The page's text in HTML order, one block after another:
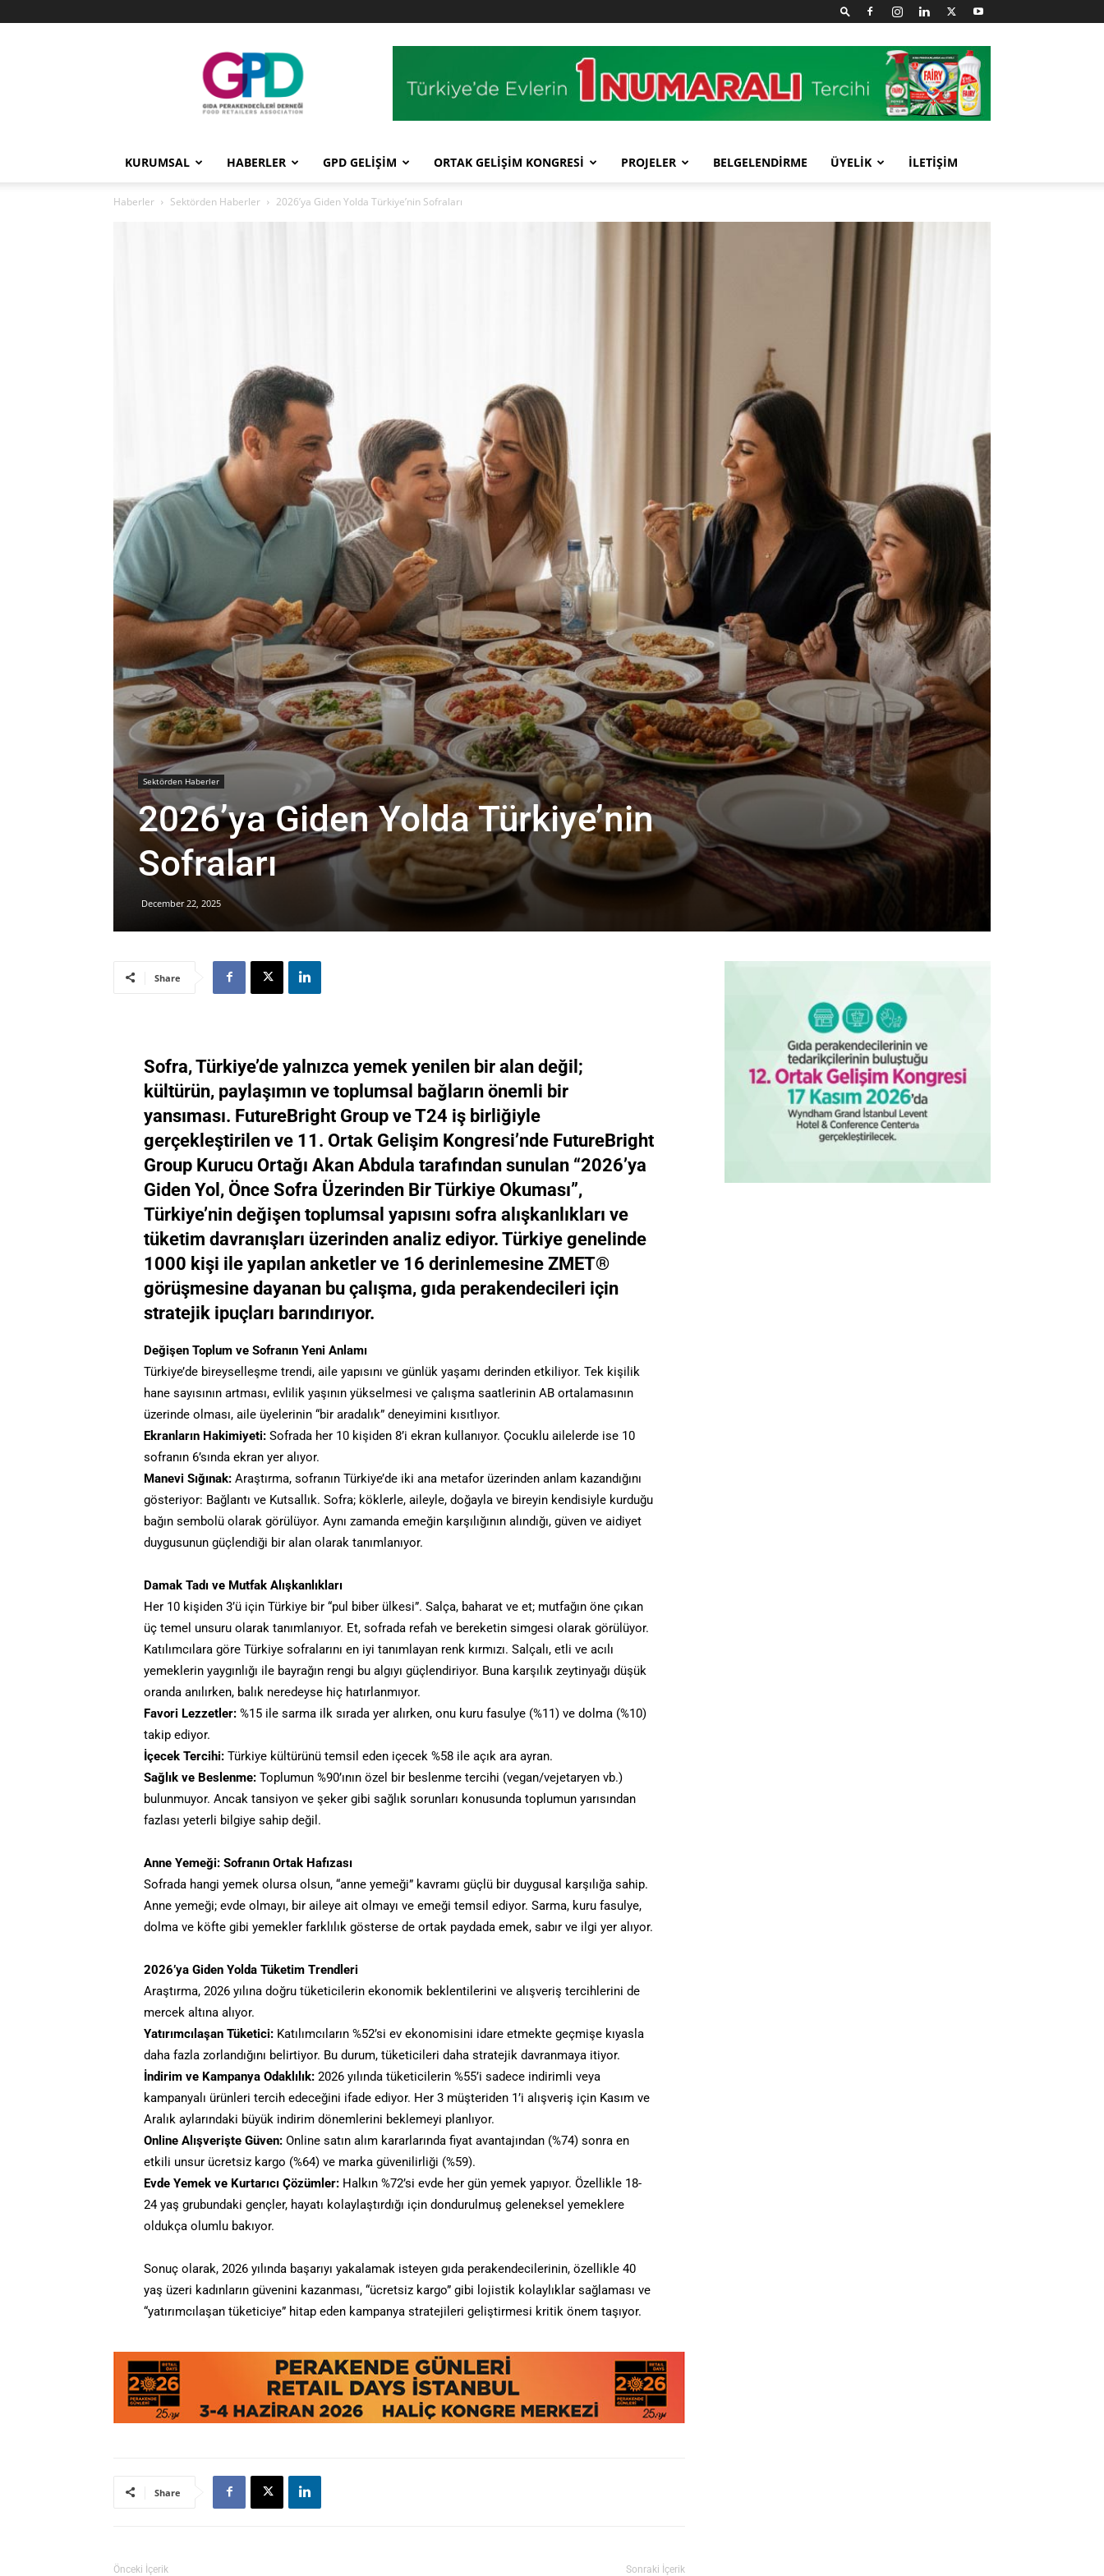
GPD
KURUMSAL HABERLER GPD GELİŞİM ORTAK GELİŞİM KONGRESİ PROJELER BELGELENDİRME ÜYELİK İLETİŞİM
Haberler Sektörden Haberler 2026’ya Giden Yolda Türkiye’nin Sofraları
Sektörden Haberler
2026’ya Giden Yolda Türkiye’nin
Sofraları
December 22, 2025
Share
Sofra, Türkiye’de yalnızca yemek yenilen bir alan değil;
kültürün, paylaşımın ve toplumsal bağların önemli bir
yansıması. FutureBright Group ve T24 iş birliğiyle
gerçekleştirilen ve 11. Ortak Gelişim Kongresi’nde FutureBright
Group Kurucu Ortağı Akan Abdula tarafından sunulan “2026’ya
Giden Yol, Önce Sofra Üzerinden Bir Türkiye Okuması”,
Türkiye’nin değişen toplumsal yapısını sofra alışkanlıkları ve
tüketim davranışları üzerinden analiz ediyor. Türkiye genelinde
1000 kişi ile yapılan anketler ve 16 derinlemesine ZMET®
görüşmesine dayanan bu çalışma, gıda perakendecileri için
stratejik ipuçları barındırıyor.
Değişen Toplum ve Sofranın Yeni Anlamı
Türkiye’de bireyselleşme trendi, aile yapısını ve günlük yaşamı derinden etkiliyor. Tek kişilik
hane sayısının artması, evlilik yaşının yükselmesi ve çalışma saatlerinin AB ortalamasının
üzerinde olması, aile üyelerinin “bir aradalık” deneyimini kısıtlıyor.
Ekranların Hakimiyeti: Sofrada her 10 kişiden 8’i ekran kullanıyor. Çocuklu ailelerde ise 10
sofranın 6’sında ekran yer alıyor.
Manevi Sığınak: Araştırma, sofranın Türkiye’de iki ana metafor üzerinden anlam kazandığını
gösteriyor: Bağlantı ve Kutsallık. Sofra; köklerle, aileyle, doğayla ve bireyin kendisiyle kurduğu
bağın sembolü olarak görülüyor. Aynı zamanda emeğin karşılığının alındığı, güven ve aidiyet
duygusunun güçlendiği bir alan olarak tanımlanıyor.
Damak Tadı ve Mutfak Alışkanlıkları
Her 10 kişiden 3’ü için Türkiye bir “pul biber ülkesi”. Salça, baharat ve et; mutfağın öne çıkan
üç temel unsuru olarak tanımlanıyor. Et, sofrada refah ve bereketin simgesi olarak görülüyor.
Katılımcılara göre Türkiye sofralarını en iyi tanımlayan renk kırmızı. Salçalı, etli ve acılı
yemeklerin yaygınlığı ile bayrağın rengi bu algıyı güçlendiriyor. Buna karşılık zeytinyağı düşük
oranda anılırken, balık neredeyse hiç hatırlanmıyor.
Favori Lezzetler: %15 ile sarma ilk sırada yer alırken, onu kuru fasulye (%11) ve dolma (%10)
takip ediyor.
İçecek Tercihi: Türkiye kültürünü temsil eden içecek %58 ile açık ara ayran.
Sağlık ve Beslenme: Toplumun %90’ının özel bir beslenme tercihi (vegan/vejetaryen vb.)
bulunmuyor. Ancak tansiyon ve şeker gibi sağlık sorunları konusunda toplumun yarısından
fazlası yeterli bilgiye sahip değil.
Anne Yemeği: Sofranın Ortak Hafızası
Sofrada hangi yemek olursa olsun, “anne yemeği” kavramı güçlü bir duygusal karşılığa sahip.
Anne yemeği; evde olmayı, bir aileye ait olmayı ve emeği temsil ediyor. Sarma, kuru fasulye,
dolma ve köfte gibi yemekler farklılık gösterse de ortak paydada emek, sabır ve ilgi yer alıyor.
2026’ya Giden Yolda Tüketim Trendleri
Araştırma, 2026 yılına doğru tüketicilerin ekonomik beklentilerini ve alışveriş tercihlerini de
mercek altına alıyor.
Yatırımcılaşan Tüketici: Katılımcıların %52’si ev ekonomisini idare etmekte geçmişe kıyasla
daha fazla zorlandığını belirtiyor. Bu durum, tüketicileri daha stratejik davranmaya itiyor.
İndirim ve Kampanya Odaklılık: 2026 yılında tüketicilerin %55’i sadece indirimli veya
kampanyalı ürünleri tercih edeceğini ifade ediyor. Her 3 müşteriden 1’i alışveriş için Kasım ve
Aralık aylarındaki büyük indirim dönemlerini beklemeyi planlıyor.
Online Alışverişte Güven: Online satın alım kararlarında fiyat avantajından (%74) sonra en
etkili unsur ücretsiz kargo (%64) ve marka güvenilirliği (%59).
Evde Yemek ve Kurtarıcı Çözümler: Halkın %72’si evde her gün yemek yapıyor. Özellikle 18-
24 yaş grubundaki gençler, hayatı kolaylaştırdığı için dondurulmuş geleneksel yemeklere
oldukça olumlu bakıyor.
Sonuç olarak, 2026 yılında başarıyı yakalamak isteyen gıda perakendecilerinin, özellikle 40
yaş üzeri kadınların güvenini kazanması, “ücretsiz kargo” gibi lojistik kolaylıklar sağlaması ve
“yatırımcılaşan tüketiciye” hitap eden kampanya stratejileri geliştirmesi kritik önem taşıyor.
Share
Önceki İçerik Sonraki İçerik